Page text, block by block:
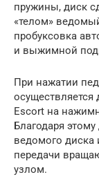
пружины, диск
«телом»
пробуксовка
и выжимной
При нажатии
Escort на
Благодаря
ведомого диска
передачи
узлом.